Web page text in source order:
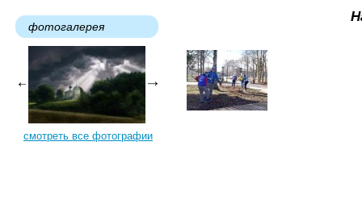
фотогалерея
смотреть все фотографии